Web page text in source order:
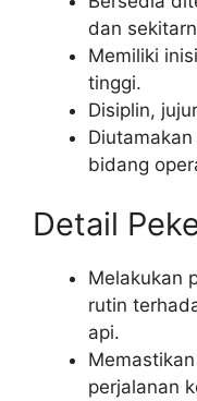
dan
Memiliki
tinggi.
Disiplin,
bidang
Detail
Melakukan
rutin
api.
perjalanan